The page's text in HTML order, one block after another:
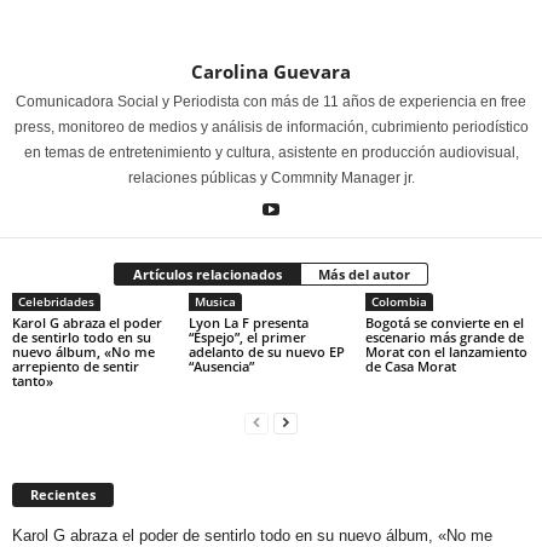
Carolina Guevara
Comunicadora Social y Periodista con más de 11 años de experiencia en free
press, monitoreo de medios y análisis de información, cubrimiento periodístico
en temas de entretenimiento y cultura, asistente en producción audiovisual,
relaciones públicas y Commnity Manager jr.
Artículos relacionados Más del autor
Celebridades
Karol G abraza el poder
de sentirlo todo en su
nuevo álbum, «No me
arrepiento de sentir
tanto»
Musica
Lyon La F presenta
“Espejo”, el primer
adelanto de su nuevo EP
“Ausencia”
Colombia
Bogotá se convierte en el
escenario más grande de
Morat con el lanzamiento
de Casa Morat
Recientes
Karol G abraza el poder de sentirlo todo en su nuevo álbum, «No me